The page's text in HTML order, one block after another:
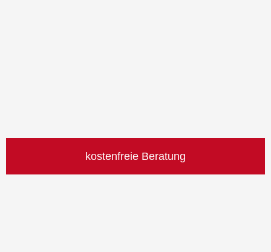
kostenfreie Beratung